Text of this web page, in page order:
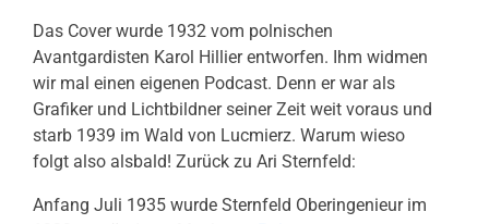
Das Cover wurde 1932 vom polnischen
Avantgardisten Karol Hillier entworfen. Ihm widmen
wir mal einen eigenen Podcast. Denn er war als
Grafiker und Lichtbildner seiner Zeit weit voraus und
starb 1939 im Wald von Lucmierz. Warum wieso
folgt also alsbald! Zurück zu Ari Sternfeld:
Anfang Juli 1935 wurde Sternfeld Oberingenieur im